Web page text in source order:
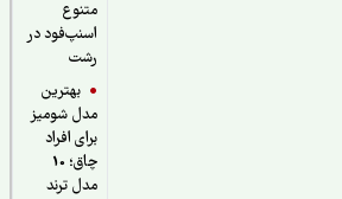
اسنپ‌فود در
بهترین
مدل شومیز
برای افراد
چاق؛ 10
مدل ترند